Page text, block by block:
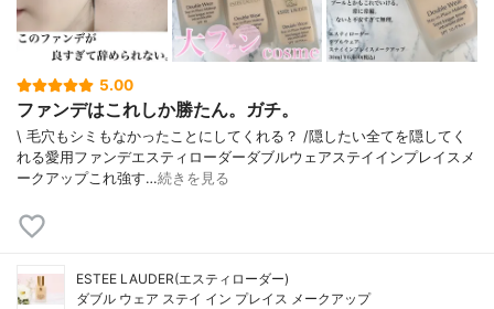
5.00
ファンデはこれしか勝たん。ガチ。
\ 毛穴もシミもなかったことにしてくれる？ /⁡⁡隠したい全てを隠してく
れる愛用ファンデ⁡エスティローダーダブルウェアステイインプレイスメ
ークアップ⁡⁡これ強す…続きを見る
ESTEE LAUDER(エスティローダー)
ダブル ウェア ステイ イン プレイス メークアップ